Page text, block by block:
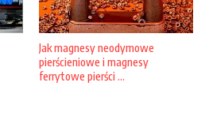
Jak magnesy neodymowe
pierścieniowe i magnesy
ferrytowe pierści ...